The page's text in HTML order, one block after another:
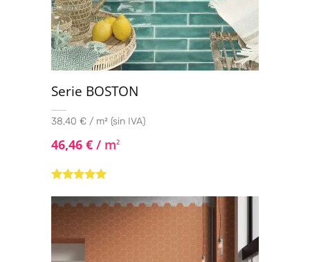
Serie BOSTON
38,40 € / m² (sin IVA)
46,46 € / m2
5.00de 5